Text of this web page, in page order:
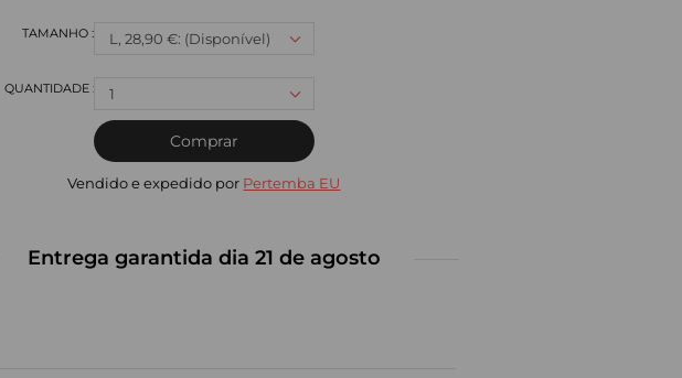
L, 28,90 €: (Disponível)
1
Comprar
Vendido e expedido por Pertemba EU
Entrega garantida dia 21 de agosto